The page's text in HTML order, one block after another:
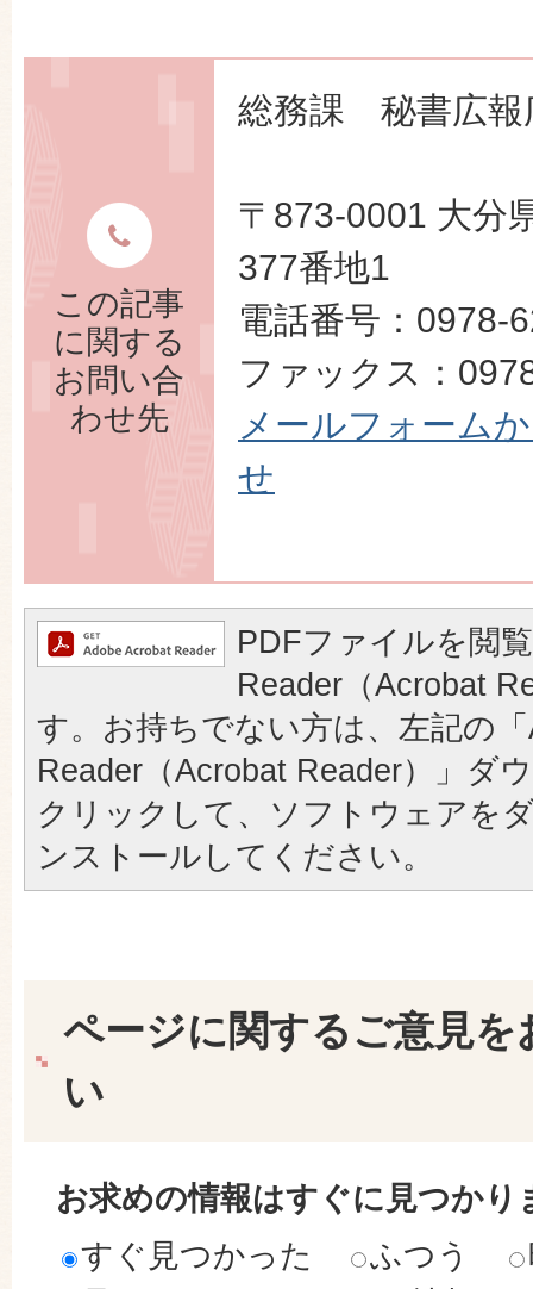
この記事
に関する
お問い合
わせ先
総務課 秘書広報
〒873-0001 大分
377番地1
電話番号：0978-
ファックス：
メールフォーム
せ
PDFファイルを閲
Reader（Acrobat
す。お持ちでない方は、左記の
Reader（Acrobat Reader）」ダ
クリックして、ソフトウェアを
ンストールしてください。
ページに関するご意見を
い
お求めの情報はすぐに見つかり
すぐ見つかった
ふつう